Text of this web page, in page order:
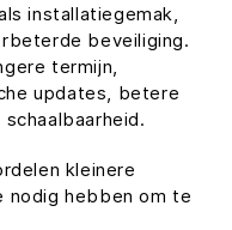
installatiegemak,
beveiliging.
termijn,
updates, betere
kleinere
nodig hebben om te